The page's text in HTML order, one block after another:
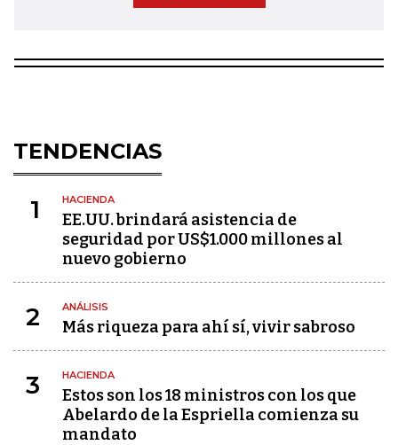
TENDENCIAS
1 HACIENDA
EE.UU. brindará asistencia de
seguridad por US$1.000 millones al
nuevo gobierno
2 ANÁLISIS
Más riqueza para ahí sí, vivir sabroso
3 HACIENDA
Estos son los 18 ministros con los que
Abelardo de la Espriella comienza su
mandato